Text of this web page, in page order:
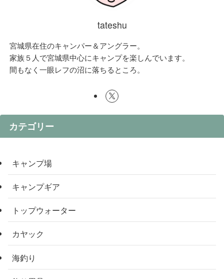
tateshu
宮城県在住のキャンパー＆アングラー。
家族５人で宮城県中心にキャンプを楽しんでいます。
間もなく一眼レフの沼に落ちるところ。
カテゴリー
キャンプ場
キャンプギア
トップウォーター
カヤック
海釣り